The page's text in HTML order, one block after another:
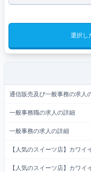
選択し
通信販売及び一般事務の求人
一般事務職の求人の詳細
一般事務の求人の詳細
【人気のスイーツ店】カワ
【人気のスイーツ店】カワ